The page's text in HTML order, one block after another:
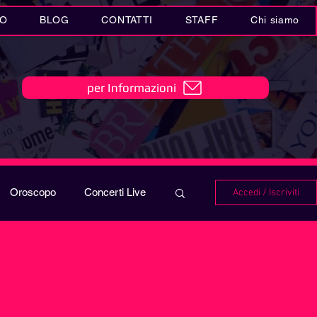
BLOG CONTATTI STAFF Chi siamo
per Informazioni
Oroscopo Concerti Live Accedi / Iscriviti